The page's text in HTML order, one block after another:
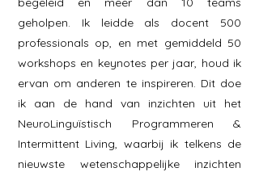
geholpen. Ik leidde als docent 500
professionals op, en met gemiddeld 50
workshops en keynotes per jaar, houd ik
ervan om anderen te inspireren. Dit doe
ik aan de hand van inzichten uit het
NeuroLinguïstisch Programmeren &
Intermittent Living, waarbij ik telkens de
nieuwste wetenschappelijke inzichten